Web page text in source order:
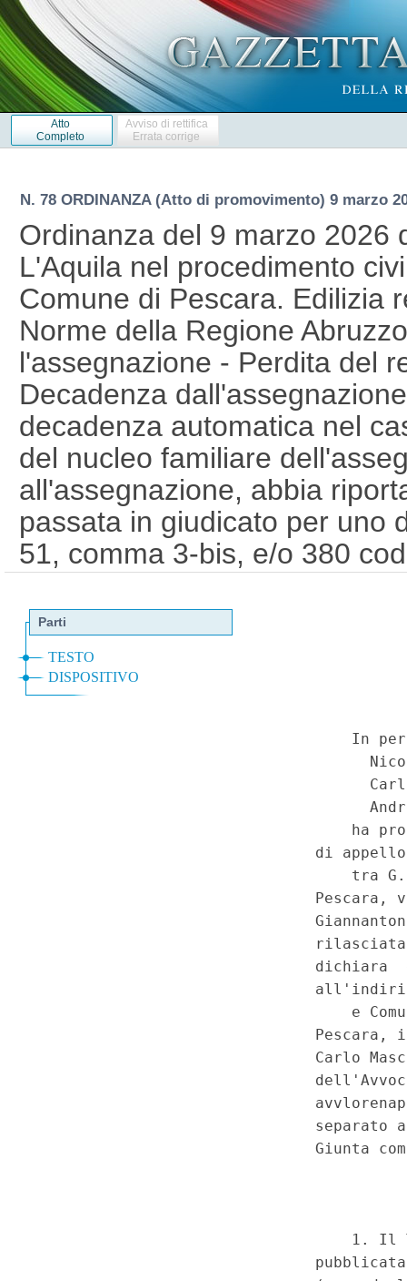
Atto
Completo
Avviso di rettifica
Errata corrige
N. 78 ORDINANZA (Atto di promovimento) 9 marzo
Ordinanza del 9 marzo 2026
L'Aquila nel procedimento
Comune di Pescara. Edilizia
Norme della Regione
l'assegnazione - Perdita del
Decadenza
decadenza automatica nel
del nucleo familiare
all'assegnazione, abbia
passata in giudicato per uno
51, comma 3-bis, e/o 380
usura, favoreggiamento e/o
prostituzione, gioco
abusivo di armi, traffico di
circostanze in concreto
situazione del nucleo
all'autore dell'illecito. -
ottobre 1996, n. 96 (Norme
gestione degli alloggi di
per la determinazione dei
34, comma 1, lettera e-ter).
Speciale - Corte